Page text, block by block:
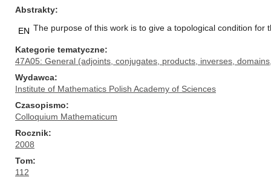
Abstrakty
EN The purpose of this work is to give a topological condition
Kategorie tematyczne
47A05: General (adjoints, conjugates, products, inverses,
Wydawca
Institute of Mathematics Polish Academy of Sciences
Czasopismo
Colloquium Mathematicum
Rocznik
2008
Tom
112